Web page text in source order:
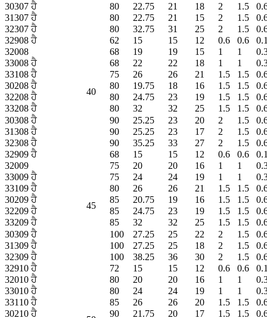
30307 ਹੈ
80 22.75 21 18 2 1.5
31307 ਹੈ
80 22.75 21 15 2 1.5
32307 ਹੈ
80 32.75 31 25 2 1.5
32908 ਹੈ
40
62 15 15 12 0.6 0.6
32008
68 19 19 15 1 1
33008 ਹੈ
68 22 22 18 1 1
33108 ਹੈ
75 26 26 21 1.5 1.5
30208 ਹੈ
80 19.75 18 16 1.5 1.5
32208 ਹੈ
80 24.75 23 19 1.5 1.5
33208 ਹੈ
80 32 32 25 1.5 1.5
30308 ਹੈ
90 25.25 23 20 2 1.5
31308 ਹੈ
90 25.25 23 17 2 1.5
32308 ਹੈ
90 35.25 33 27 2 1.5
32909 ਹੈ
45
68 15 15 12 0.6 0.6
32009
75 20 20 16 1 1
33009 ਹੈ
75 24 24 19 1 1
33109 ਹੈ
80 26 26 21 1.5 1.5
30209 ਹੈ
85 20.75 19 16 1.5 1.5
32209 ਹੈ
85 24.75 23 19 1.5 1.5
33209 ਹੈ
85 32 32 25 1.5 1.5
30309 ਹੈ
100 27.25 25 22 2 1.5
31309 ਹੈ
100 27.25 25 18 2 1.5
32309 ਹੈ
100 38.25 36 30 2 1.5
32910 ਹੈ
72 15 15 12 0.6 0.6
32010 ਹੈ
80 20 20 16 1 1
33010 ਹੈ
80 24 24 19 1 1
33110 ਹੈ
85 26 26 20 1.5 1.5
30210 ਹੈ
90 21.75 20 17 1.5 1.5